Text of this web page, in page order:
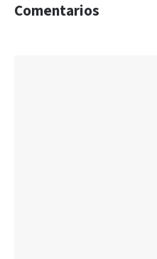
Comentarios